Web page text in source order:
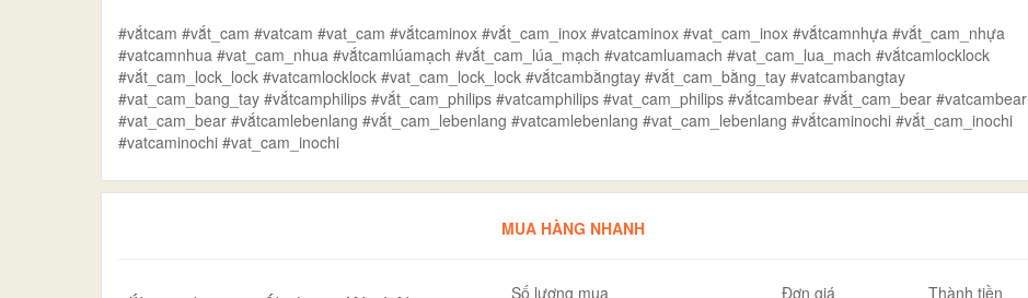
#vắtcam #vắt_cam #vatcam #vat_cam #vắtcaminox #vắt_cam_inox #vatcaminox #vat_cam_inox #vắtcamnhựa #vắt_cam_nhựa
#vatcamnhua #vat_cam_nhua #vắtcamlúamạch #vắt_cam_lúa_mạch #vatcamluamach #vat_cam_lua_mach #vắtcamlocklock
#vắt_cam_lock_lock #vatcamlocklock #vat_cam_lock_lock #vắtcambằngtay #vắt_cam_bằng_tay #vatcambangtay
#vat_cam_bang_tay #vắtcamphilips #vắt_cam_philips #vatcamphilips #vat_cam_philips #vắtcambear #vắt_cam_bear #vatcambear
#vat_cam_bear #vắtcamlebenlang #vắt_cam_lebenlang #vatcamlebenlang #vat_cam_lebenlang #vắtcaminochi #vắt_cam_inochi
#vatcaminochi #vat_cam_inochi
MUA HÀNG NHANH
Số lượng mua
Đơn giá
Thành tiền